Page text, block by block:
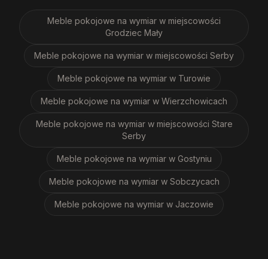
Meble pokojowe na wymiar w miejscowości
Grodziec Mały
Meble pokojowe na wymiar w miejscowości Serby
Meble pokojowe na wymiar w Turowie
Meble pokojowe na wymiar w Wierzchowicach
Meble pokojowe na wymiar w miejscowości Stare
Serby
Meble pokojowe na wymiar w Gostyniu
Meble pokojowe na wymiar w Sobczycach
Meble pokojowe na wymiar w Jaczowie